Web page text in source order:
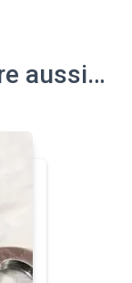
aussi…